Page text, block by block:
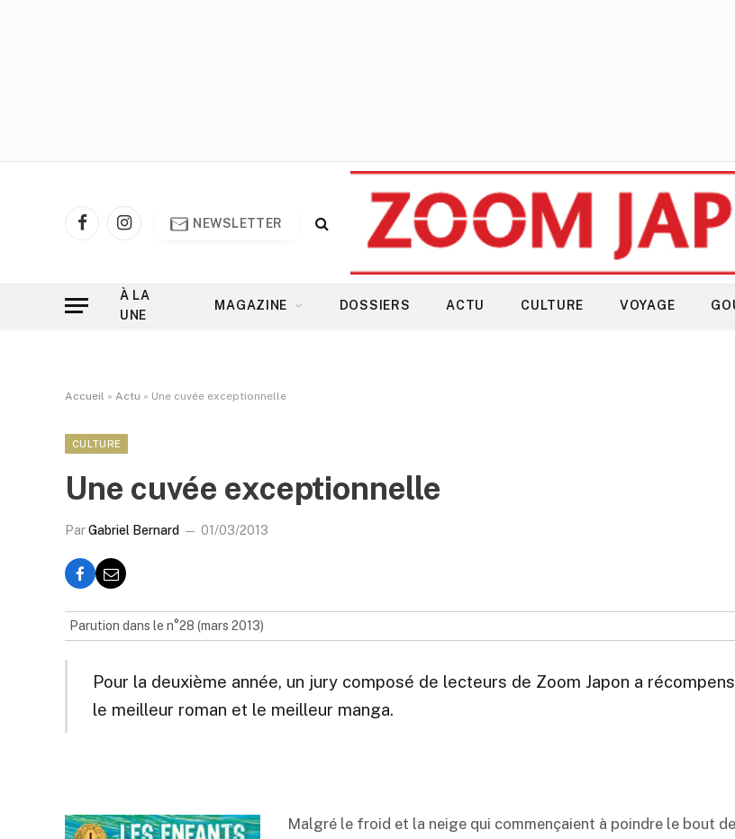
FacebookInstagram
NEWSLETTER
À LA
UNE
MAGAZINE DOSSIERS ACTU CULTURE VOYAGE
Accueil » Actu » Une cuvée exceptionnelle
CULTURE
Une cuvée exceptionnelle
ParGabriel Bernard 01/03/2013
Parution dans le n°28 (mars 2013)
Pour la deuxième année, un jury composé de lecteurs de Zoom Japon a
le meilleur roman et le meilleur manga.
Malgré le froid et la neige qui commençaient à poindre le bout